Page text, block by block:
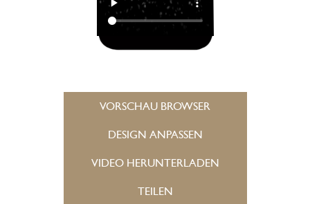
VORSCHAU BROWSER
DESIGN ANPASSEN
VIDEO HERUNTERLADEN
TEILEN